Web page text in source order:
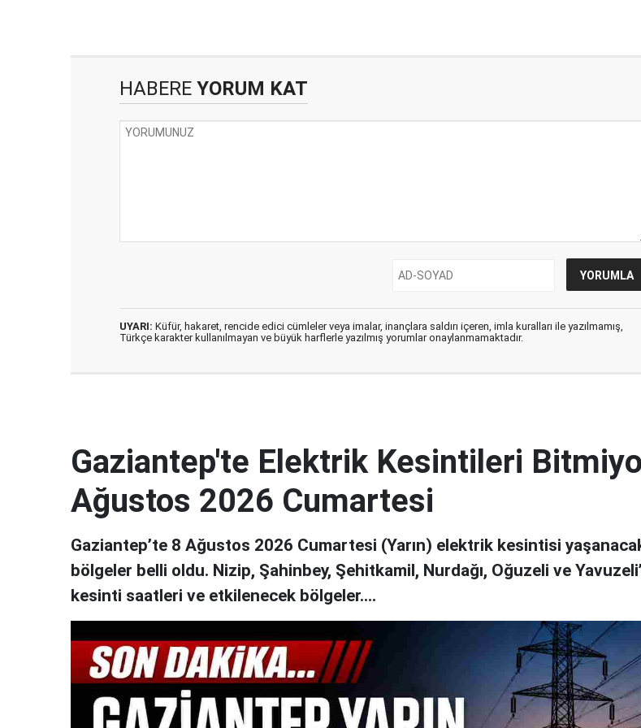
HABERE YORUM KAT
UYARI: Küfür, hakaret, rencide edici cümleler veya imalar, inançlara saldırı içeren, imla kuralları ile yazılmamış,
Türkçe karakter kullanılmayan ve büyük harflerle yazılmış yorumlar onaylanmamaktadır.
Gaziantep'te Elektrik Kesintileri
Ağustos 2026 Cumartesi
Gaziantep’te 8 Ağustos 2026 Cumartesi (Yarın) elektrik kesintisi
bölgeler belli oldu. Nizip, Şahinbey, Şehitkamil, Nurdağı, Oğuzeli ve
kesinti saatleri ve etkilenecek bölgeler....